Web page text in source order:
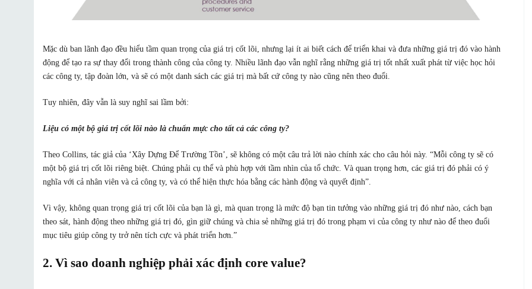
Mặc dù ban lãnh đạo đều hiểu tầm quan trọng của giá trị cốt lõi, nhưng lại ít ai biết cách để triển khai và đưa những giá trị đó vào hành
động để tạo ra sự thay đổi trong thành công của công ty. Nhiều lãnh đạo vẫn nghĩ rằng những giá trị tốt nhất xuất phát từ việc học hỏi
các công ty, tập đoàn lớn, và sẽ có một danh sách các giá trị mà bất cứ công ty nào cũng nên theo đuổi.
Tuy nhiên, đây vẫn là suy nghĩ sai lầm bởi:
Liệu có một bộ giá trị cốt lõi nào là chuẩn mực cho tất cả các công ty?
Theo Collins, tác giả của ‘Xây Dựng Để Trường Tồn’, sẽ không có một câu trả lời nào chính xác cho câu hỏi này. “Mỗi công ty sẽ có
một bộ giá trị cốt lõi riêng biệt. Chúng phải cụ thể và phù hợp với tầm nhìn của tổ chức. Và quan trọng hơn, các giá trị đó phải có ý
nghĩa với cả nhân viên và cả công ty, và có thể hiện thực hóa bằng các hành động và quyết định”.
Vì vậy, không quan trọng giá trị cốt lõi của bạn là gì, mà quan trọng là mức độ bạn tin tưởng vào những giá trị đó như nào, cách bạn
theo sát, hành động theo những giá trị đó, gìn giữ chúng và chia sẻ những giá trị đó trong phạm vi của công ty như nào để theo đuổi
mục tiêu giúp công ty trở nên tích cực và phát triển hơn.”
2. Vì sao doanh nghiệp phải xác định core value?